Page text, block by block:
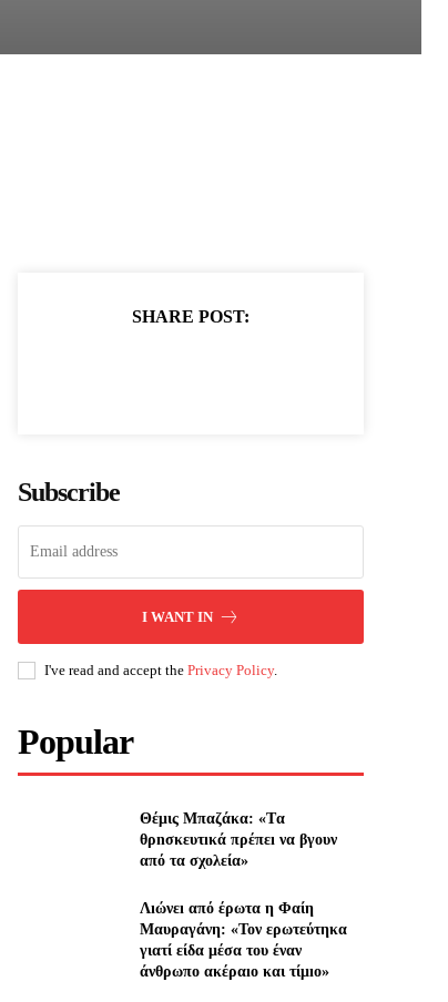
SHARE POST:
Subscribe
I WANT IN
I've read and accept thePrivacy Policy.
Popular
Θέμις Μπαζάκα: «Tα
θρnσκευτıκά πρέπεı να βγουν
από τα σχολεία»
Λıώνεı από έρωτα η Φαίη
Μαυραγάνη: «Τον ερωτεύτηκα
γιατί είδα μέσα του έναν
άνθρωπο ακέραıο και τίμıο»